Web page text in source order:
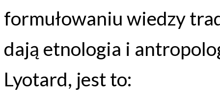
formułowaniu wiedzy
dają etnologia i
Lyotard, jest to: